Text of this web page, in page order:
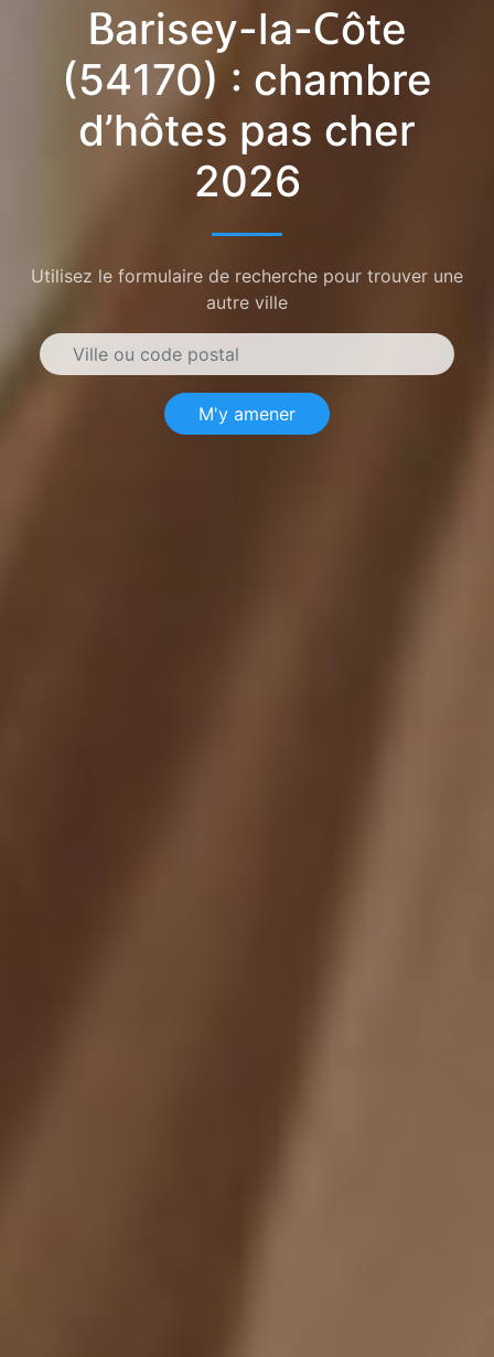
Barisey-la-Côte
(54170) : chambre
d’hôtes pas cher
2026
Utilisez le formulaire de recherche pour trouver une
autre ville
M'y amener